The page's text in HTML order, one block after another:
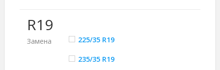
R19
Замена 225/35 R19
235/35 R19